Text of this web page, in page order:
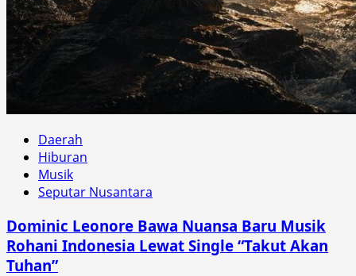
Daerah
Hiburan
Musik
Seputar Nusantara
Dominic Leonore Bawa Nuansa Baru Musik
Rohani Indonesia Lewat Single “Takut Akan
Tuhan”